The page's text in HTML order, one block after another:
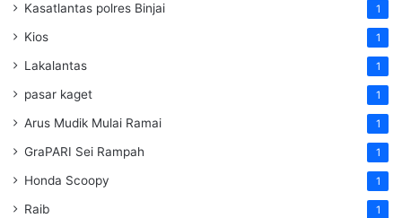
Kasatlantas polres Binjai 1
Kios 1
Lakalantas 1
pasar kaget 1
Arus Mudik Mulai Ramai 1
GraPARI Sei Rampah 1
Honda Scoopy 1
Raib 1